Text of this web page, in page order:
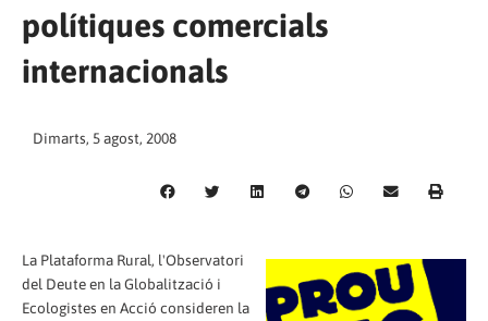
polítiques comercials
internacionals
Dimarts, 5 agost, 2008
La Plataforma Rural, l'Observatori
del Deute en la Globalització i
Ecologistes en Acció consideren la